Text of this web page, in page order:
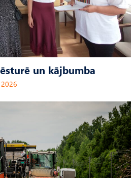
un kājbumba